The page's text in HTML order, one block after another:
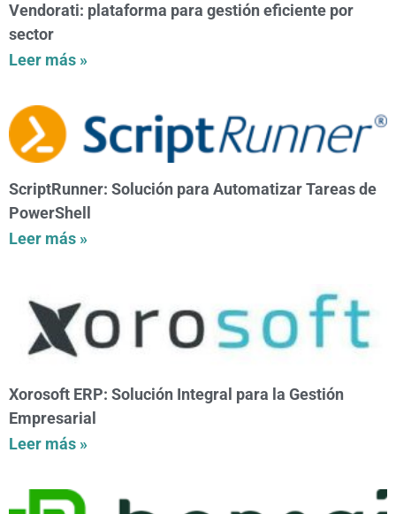
Vendorati: plataforma para gestión eficiente por
sector
Leer más »
ScriptRunner: Solución para Automatizar Tareas de
PowerShell
Leer más »
Xorosoft ERP: Solución Integral para la Gestión
Empresarial
Leer más »